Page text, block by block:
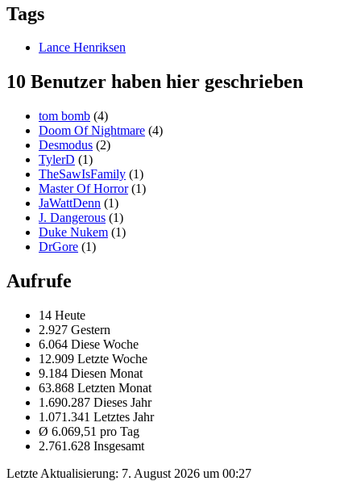
Tags
Lance Henriksen
10 Benutzer haben hier geschrieben
tom bomb (4)
Doom Of Nightmare (4)
Desmodus (2)
TylerD (1)
TheSawIsFamily (1)
Master Of Horror(1)
JaWattDenn (1)
J. Dangerous (1)
Duke Nukem (1)
DrGore (1)
Aufrufe
14 Heute
2.927 Gestern
6.064 Diese Woche
12.909 Letzte Woche
9.184 Diesen Monat
63.868 Letzten Monat
1.690.287 Dieses Jahr
1.071.341 Letztes Jahr
Ø 6.069,51 pro Tag
2.761.628 Insgesamt
Letzte Aktualisierung: 7. August 2026 um 00:27